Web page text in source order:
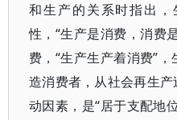
和生产的关系时指出
性，“生产是消费，消费
费，“生产生产着消费”
造消费者，从社会再生
动因素，是“居于支配地